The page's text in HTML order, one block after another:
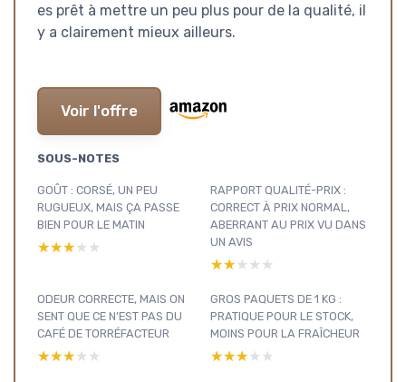
es prêt à mettre un peu plus pour de la qualité, il
y a clairement mieux ailleurs.
Voir l'offre
SOUS-NOTES
GOÛT : CORSÉ, UN PEU
RUGUEUX, MAIS ÇA PASSE
BIEN POUR LE MATIN
★★★★★
★★★★★
RAPPORT QUALITÉ-PRIX :
CORRECT À PRIX NORMAL,
ABERRANT AU PRIX VU DANS
UN AVIS
★★★★★
★★★★★
ODEUR CORRECTE, MAIS ON
SENT QUE CE N’EST PAS DU
CAFÉ DE TORRÉFACTEUR
★★★★★
★★★★★
GROS PAQUETS DE 1 KG :
PRATIQUE POUR LE STOCK,
MOINS POUR LA FRAÎCHEUR
★★★★★
★★★★★